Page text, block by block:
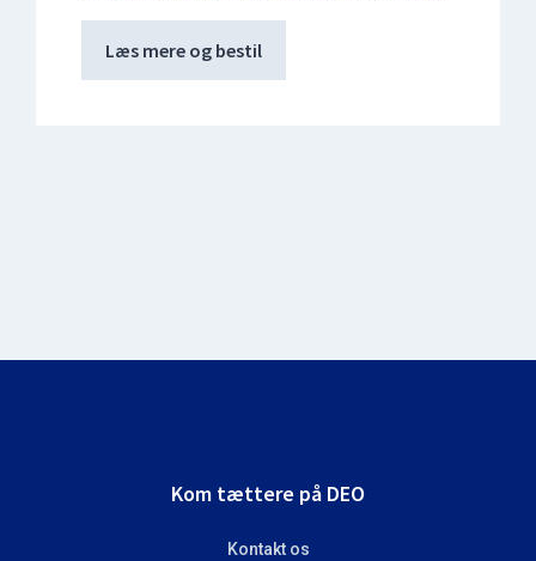
Læs mere og bestil
Kom tættere på DEO
Kontakt os